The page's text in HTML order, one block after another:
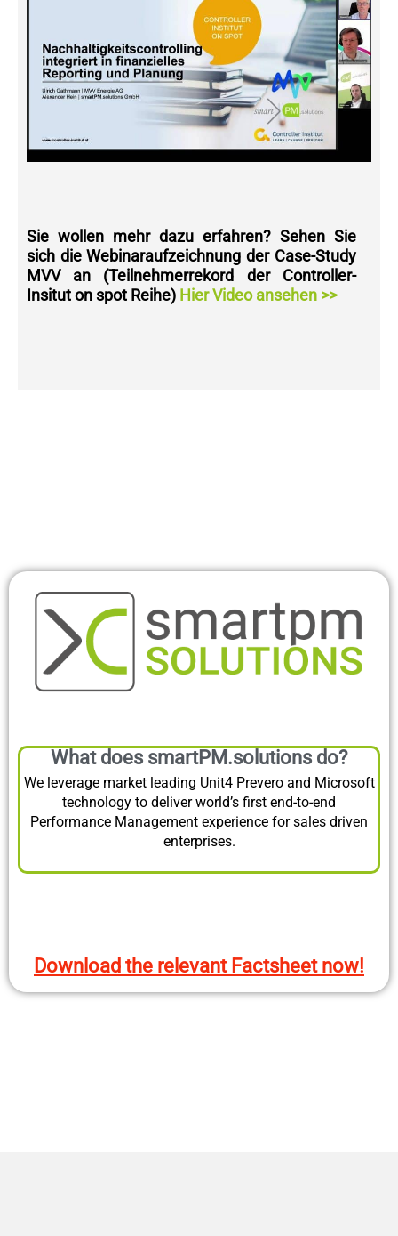
Sie wollen mehr dazu erfahren? Sehen Sie
sich die Webinaraufzeichnung der Case-Study
MVV an (Teilnehmerrekord der Controller-
Insitut on spot Reihe) Hier Video ansehen >>
What does smartPM.solutions do?
We leverage market leading Unit4 Prevero and Microsoft
technology to deliver world’s first end-to-end
Performance Management experience for sales driven
enterprises.
Download the relevant Factsheet now!